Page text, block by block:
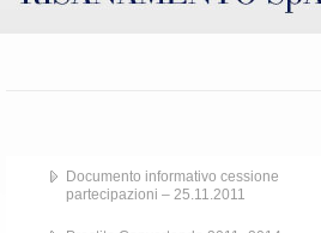
Documento informativo cessione
partecipazioni – 25.11.2011